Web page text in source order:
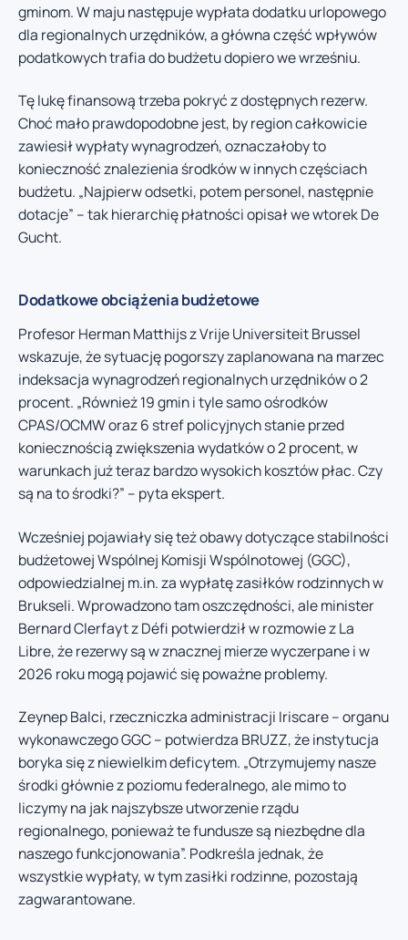
gminom. W maju następuje wypłata dodatku urlopowego
dla regionalnych urzędników, a główna część wpływów
podatkowych trafia do budżetu dopiero we wrześniu.
Tę lukę finansową trzeba pokryć z dostępnych rezerw.
Choć mało prawdopodobne jest, by region całkowicie
zawiesił wypłaty wynagrodzeń, oznaczałoby to
konieczność znalezienia środków w innych częściach
budżetu. „Najpierw odsetki, potem personel, następnie
dotacje” – tak hierarchię płatności opisał we wtorek De
Gucht.
Dodatkowe obciążenia budżetowe
Profesor Herman Matthijs z Vrije Universiteit Brussel
wskazuje, że sytuację pogorszy zaplanowana na marzec
indeksacja wynagrodzeń regionalnych urzędników o 2
procent. „Również 19 gmin i tyle samo ośrodków
CPAS/OCMW oraz 6 stref policyjnych stanie przed
koniecznością zwiększenia wydatków o 2 procent, w
warunkach już teraz bardzo wysokich kosztów płac. Czy
są na to środki?” – pyta ekspert.
Wcześniej pojawiały się też obawy dotyczące stabilności
budżetowej Wspólnej Komisji Wspólnotowej (GGC),
odpowiedzialnej m.in. za wypłatę zasiłków rodzinnych w
Brukseli. Wprowadzono tam oszczędności, ale minister
Bernard Clerfayt z Défi potwierdził w rozmowie z La
Libre, że rezerwy są w znacznej mierze wyczerpane i w
2026 roku mogą pojawić się poważne problemy.
Zeynep Balci, rzeczniczka administracji Iriscare – organu
wykonawczego GGC – potwierdza BRUZZ, że instytucja
boryka się z niewielkim deficytem. „Otrzymujemy nasze
środki głównie z poziomu federalnego, ale mimo to
liczymy na jak najszybsze utworzenie rządu
regionalnego, ponieważ te fundusze są niezbędne dla
naszego funkcjonowania”. Podkreśla jednak, że
wszystkie wypłaty, w tym zasiłki rodzinne, pozostają
zagwarantowane.